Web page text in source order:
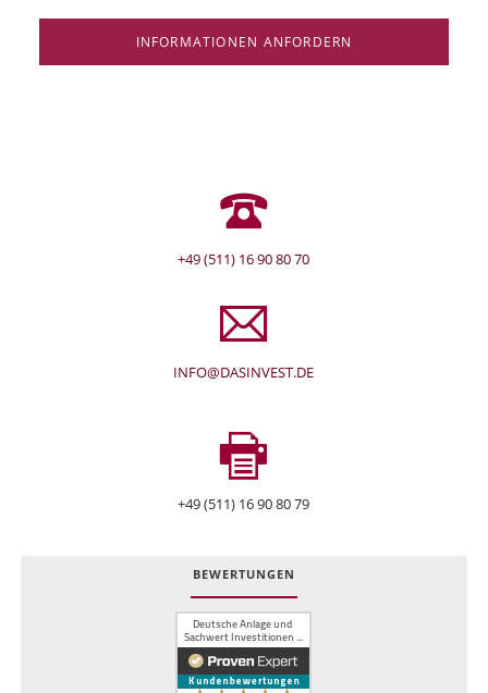
INFORMATIONEN ANFORDERN
+49 (511) 16 90 80 70
INFO@DASINVEST.DE
+49 (511) 16 90 80 79
BEWERTUNGEN